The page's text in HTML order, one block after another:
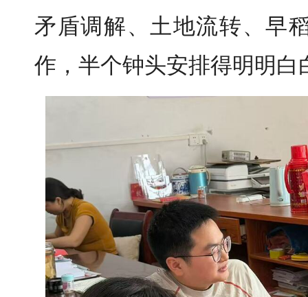
矛盾调解、土地流转、早
作，半个钟头安排得明明白